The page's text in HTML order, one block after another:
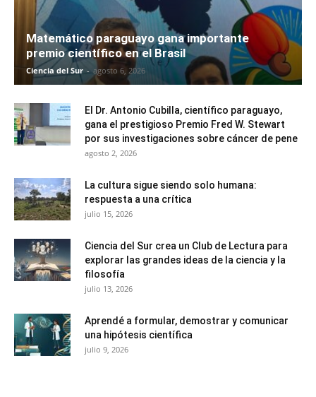
Matemático paraguayo gana importante
premio científico en el Brasil
Ciencia del Sur - agosto 6, 2026
El Dr. Antonio Cubilla, científico paraguayo,
gana el prestigioso Premio Fred W. Stewart
por sus investigaciones sobre cáncer de pene
agosto 2, 2026
La cultura sigue siendo solo humana:
respuesta a una crítica
julio 15, 2026
Ciencia del Sur crea un Club de Lectura para
explorar las grandes ideas de la ciencia y la
filosofía
julio 13, 2026
Aprendé a formular, demostrar y comunicar
una hipótesis científica
julio 9, 2026